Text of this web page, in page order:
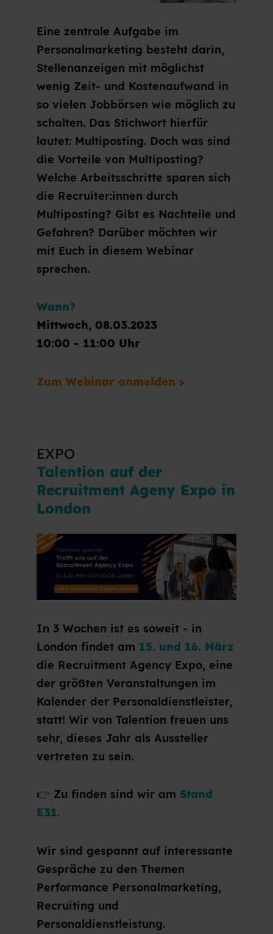
Eine zentrale Aufgabe im
Personalmarketing besteht darin,
Stellenanzeigen mit möglichst
wenig Zeit- und Kostenaufwand in
so vielen Jobbörsen wie möglich zu
schalten. Das Stichwort hierfür
lautet: Multiposting. Doch was sind
die Vorteile von Multiposting?
Welche Arbeitsschritte sparen sich
die Recruiter:innen durch
Multiposting? Gibt es Nachteile und
Gefahren? Darüber möchten wir
mit Euch in diesem Webinar
sprechen.
Wann?
Mittwoch, 08.03.2023
10:00 - 11:00 Uhr
Zum Webinar anmelden >
EXPO
Talention auf der
Recruitment Ageny Expo in
London
In 3 Wochen ist es soweit - in
London findet am 15. und 16. März
die Recruitment Agency Expo, eine
der größten Veranstaltungen im
Kalender der Personaldienstleister,
statt! Wir von Talention freuen uns
sehr, dieses Jahr als Aussteller
vertreten zu sein.
👉 Zu finden sind wir am Stand
E31.
Wir sind gespannt auf interessante
Gespräche zu den Themen
Performance Personalmarketing,
Recruiting und
Personaldienstleistung.